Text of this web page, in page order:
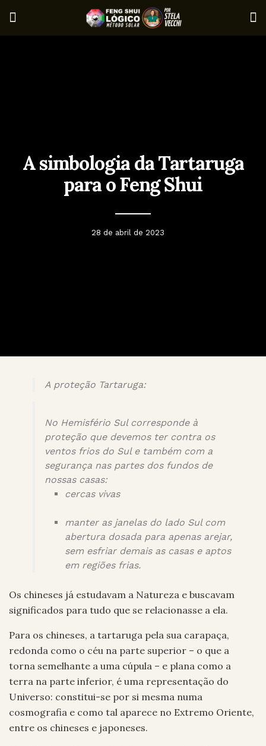
A simbologia da Tartaruga
para o Feng Shui
28 de abril de 2023
A proteção Tartaruga:
No Hemisfério Sul corresponde à
proteção que devemos ter contra os
ventos frios do Sul e também com a
segurança nas partes dos fundos de
nossas casas:
cercas vivas
manter as janelas do lado Sul com
abertura dosada para apenas arejar,
sem esfriar demais as casas e aptos
em regiões frias.
Os chineses já estudavam a Natureza e buscavam
significados para tudo que se relacionasse a ela.
Para os chineses, a tartaruga pela sua carapaça,
redonda como o céu na parte superior – o que a
torna semelhante a uma cúpula – e plana como a
terra na parte inferior, é uma representação do
Universo: constitui-se por si mesma numa
cosmografia e como tal aparece no Extremo Oriente,
entre os chineses e japoneses.